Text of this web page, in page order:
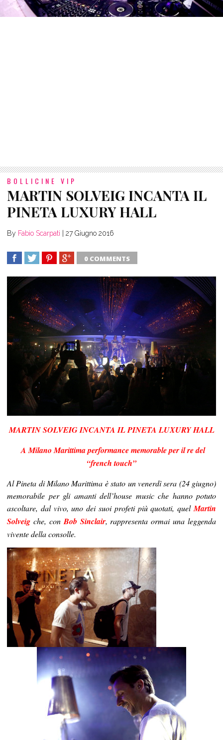
BOLLICINE VIP
MARTIN SOLVEIG INCANTA IL
PINETA LUXURY HALL
By Fabio Scarpati 27 Giugno 2016
0 COMMENTS
MARTIN SOLVEIG INCANTA IL PINETA LUXURY HALL
A Milano Marittima performance memorable per il re del
“french touch”
Al Pineta di Milano Marittima è stato un venerdì sera (24 giugno)
memorabile per gli amanti dell’house music che hanno potuto
ascoltare, dal vivo, uno dei suoi profeti più quotati, quelMartin
Solveig che, conBob Sinclair, rappresenta ormai una leggenda
vivente della consolle.